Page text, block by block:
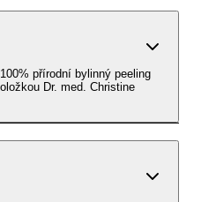
přírodní bylinný peeling
Dr. med. Christine